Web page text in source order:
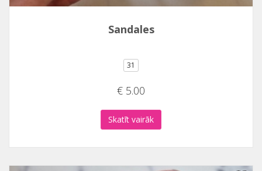
Sandales
31
€ 5.00
Skatīt vairāk